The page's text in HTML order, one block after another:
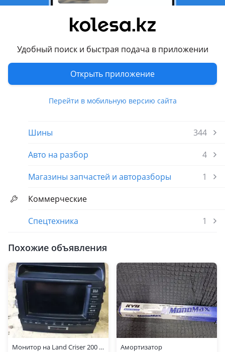
Удобный поиск и быстрая подача в приложении
Открыть приложение
Перейти в мобильную версию сайта
Другие объявления продавца
Запчасти
Автозапчасти
1283
Шины
344
Авто на разбор
4
Магазины запчастей и авторазборы
1
Коммерческие
Спецтехника
1
Похожие объявления
Монитор на Land Criser 200 2007-2012г правый руль, из Японии Амортизатор